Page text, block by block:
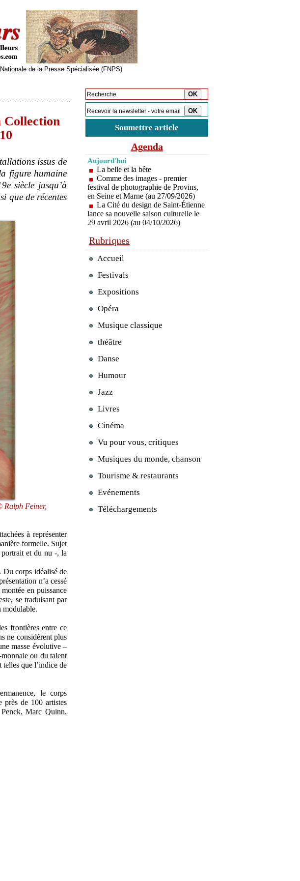
de la Presse Spécialisée (FNPS)
Collection
issus de
figure humaine
siècle jusqu’à
que de récentes
Ralph Feiner,
à représenter
formelle. Sujet
portrait et du nu -, la
Du corps idéalisé de
n’a cessé
en puissance
se traduisant par
modulable.
frontières entre ce
ne considèrent plus
masse évolutive –
ou du talent
telles que l’indice de
le corps
près de 100 artistes
Marc Quinn,
Soumettre article
Agenda
Aujourd'hui
La belle et la bête
Comme des images - premier
festival de photographie de Provins,
en Seine et Marne (au 27/09/2026)
La Cité du design de Saint-Étienne
lance sa nouvelle saison culturelle le
29 avril 2026 (au 04/10/2026)
Rubriques
Accueil
Festivals
Expositions
Opéra
Musique classique
théâtre
Danse
Humour
Jazz
Livres
Cinéma
Vu pour vous, critiques
Musiques du monde, chanson
Tourisme & restaurants
Evénements
Téléchargements